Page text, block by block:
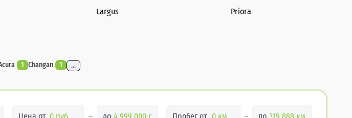
Largus Priora
1 Changan 1 ...
Цена от до Пробег от до